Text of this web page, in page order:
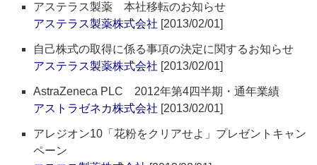
アステラス製薬 本社移転のお知らせ
アステラス製薬株式会社 [2013/02/01]
自己株式の取得に係る事項の決定に関するお知らせ
アステラス製薬株式会社 [2013/02/01]
AstraZeneca PLC 2012年第4四半期・通年業績
アストラゼネカ株式会社 [2013/02/01]
アレジオン10「花粉をクリアせよ」プレゼントキャン
ペーン